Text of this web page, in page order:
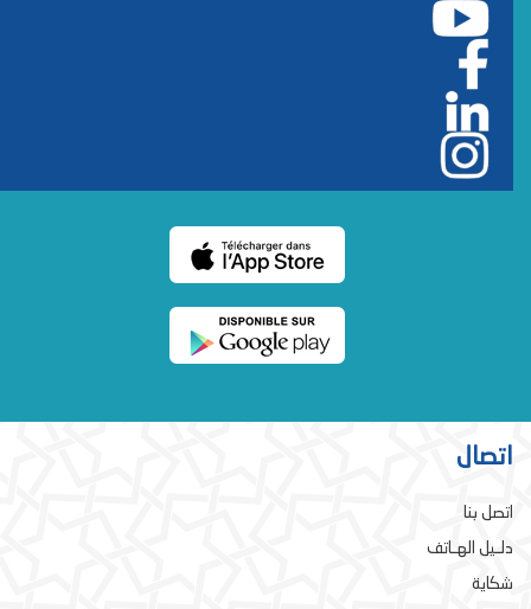
اتصال
اتصل بنا
دلـيل الهـاتف
شكاية